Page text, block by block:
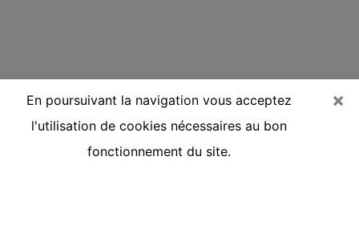
×
En poursuivant la navigation vous acceptez
l'utilisation de cookies nécessaires au bon
fonctionnement du site.